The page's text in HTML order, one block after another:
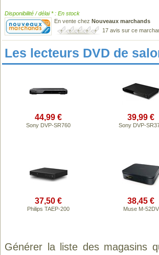
Disponibilité / délai * : En stock
En vente chez Nouveaux marchands
17 avis sur ce
Les lecteurs DVD de
44,99 €
Sony DVP-SR760
39,99 €
Sony DVP-
37,50 €
Philips TAEP-200
38,45 €
Muse M-52DV
Générer la liste des magasins